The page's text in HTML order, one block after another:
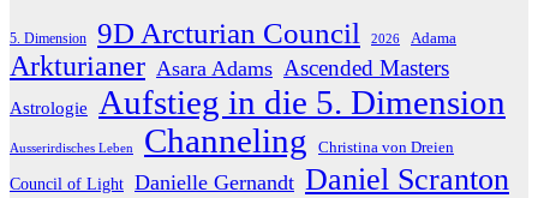
5. Dimension 9D Arcturian Council 2026 Adama
Arkturianer Asara Adams Ascended Masters
Astrologie Aufstieg in die 5. Dimension
Ausserirdisches Leben Channeling Christina von Dreien
Council of Light Danielle Gernandt Daniel Scranton